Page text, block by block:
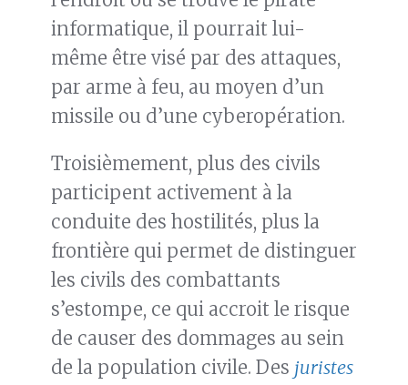
informatique, il pourrait lui-
même être visé par des attaques,
par arme à feu, au moyen d’un
missile ou d’une cyberopération.
Troisièmement, plus des civils
participent activement à la
conduite des hostilités, plus la
frontière qui permet de distinguer
les civils des combattants
s’estompe, ce qui accroit le risque
de causer des dommages au sein
de la population civile. Des juristes